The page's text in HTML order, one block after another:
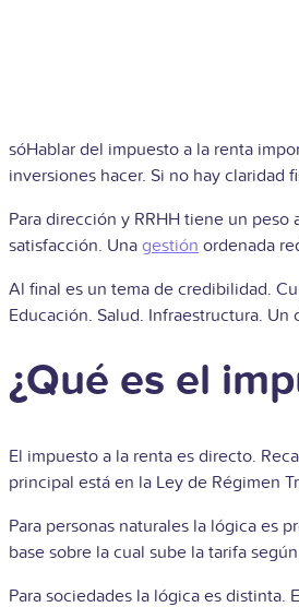
sóHablar del impuesto a la renta
inversiones hacer. Si no hay claridad
Para dirección y RRHH tiene un
satisfacción. Una gestión ordenada
Al final es un tema de credibilidad.
Educación. Salud. Infraestructura.
¿Qué es el
El impuesto a la renta es directo.
principal está en la Ley de Régimen
Para personas naturales la lógica es
base sobre la cual sube la tarifa
Para sociedades la lógica es